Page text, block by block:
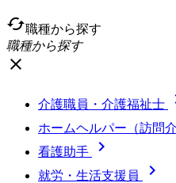
cached職種から探す
職種から探す
close
介護職員・介護福祉士
ホームヘルパー（訪問
看護助手 
就労・生活支援員 